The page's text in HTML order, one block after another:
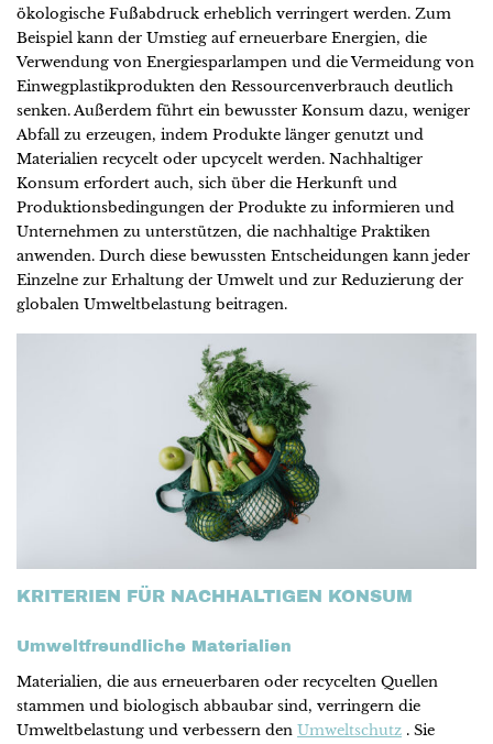
ökologische Fußabdruck erheblich verringert werden. Zum
Beispiel kann der Umstieg auf erneuerbare Energien, die
Verwendung von Energiesparlampen und die Vermeidung von
Einwegplastikprodukten den Ressourcenverbrauch deutlich
senken. Außerdem führt ein bewusster Konsum dazu, weniger
Abfall zu erzeugen, indem Produkte länger genutzt und
Materialien recycelt oder upcycelt werden. Nachhaltiger
Konsum erfordert auch, sich über die Herkunft und
Produktionsbedingungen der Produkte zu informieren und
Unternehmen zu unterstützen, die nachhaltige Praktiken
anwenden. Durch diese bewussten Entscheidungen kann jeder
Einzelne zur Erhaltung der Umwelt und zur Reduzierung der
globalen Umweltbelastung beitragen.
KRITERIEN FÜR NACHHALTIGEN KONSUM
Umweltfreundliche Materialien
Materialien, die aus erneuerbaren oder recycelten Quellen
stammen und biologisch abbaubar sind, verringern die
Umweltbelastung und verbessern den Umweltschutz . Sie